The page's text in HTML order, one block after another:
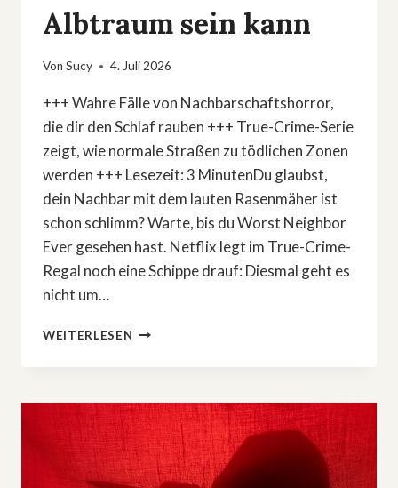
Albtraum sein kann
Von Sucy 4. Juli 2026
+++ Wahre Fälle von Nachbarschaftshorror,
die dir den Schlaf rauben +++ True-Crime-Serie
zeigt, wie normale Straßen zu tödlichen Zonen
werden +++ Lesezeit: 3 MinutenDu glaubst,
dein Nachbar mit dem lauten Rasenmäher ist
schon schlimm? Warte, bis du Worst Neighbor
Ever gesehen hast. Netflix legt im True-Crime-
Regal noch eine Schippe drauf: Diesmal geht es
nicht um…
WEITERLESEN TRUE
DIESE
SERIE
ZEIGT,
WARUM
DER
NACHBAR